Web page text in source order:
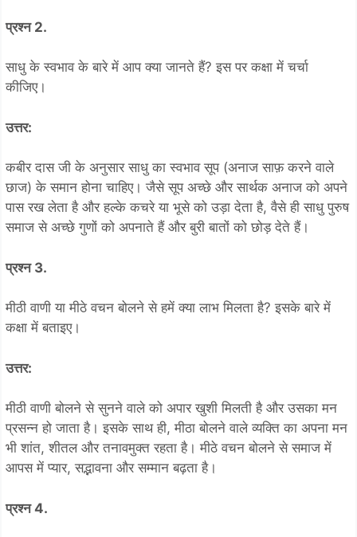
प्रश्न 2.
साधु के स्वभाव के बारे में आप क्या जानते हैं? इस पर कक्षा में चर्चा
कीजिए।
उत्तर:
कबीर दास जी के अनुसार साधु का स्वभाव सूप (अनाज साफ़ करने वाले
छाज) के समान होना चाहिए। जैसे सूप अच्छे और सार्थक अनाज को अपने
पास रख लेता है और हल्के कचरे या भूसे को उड़ा देता है, वैसे ही साधु पुरुष
समाज से अच्छे गुणों को अपनाते हैं और बुरी बातों को छोड़ देते हैं।
प्रश्न 3.
मीठी वाणी या मीठे वचन बोलने से हमें क्या लाभ मिलता है? इसके बारे में
कक्षा में बताइए।
उत्तर:
मीठी वाणी बोलने से सुनने वाले को अपार खुशी मिलती है और उसका मन
प्रसन्न हो जाता है। इसके साथ ही, मीठा बोलने वाले व्यक्ति का अपना मन
भी शांत, शीतल और तनावमुक्त रहता है। मीठे वचन बोलने से समाज में
आपस में प्यार, सद्भावना और सम्मान बढ़ता है।
प्रश्न 4.